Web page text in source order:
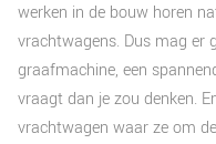
werken in de bouw horen
vrachtwagens. Dus mag er
graafmachine, een
vraagt dan je zou denken.
vrachtwagen waar ze om